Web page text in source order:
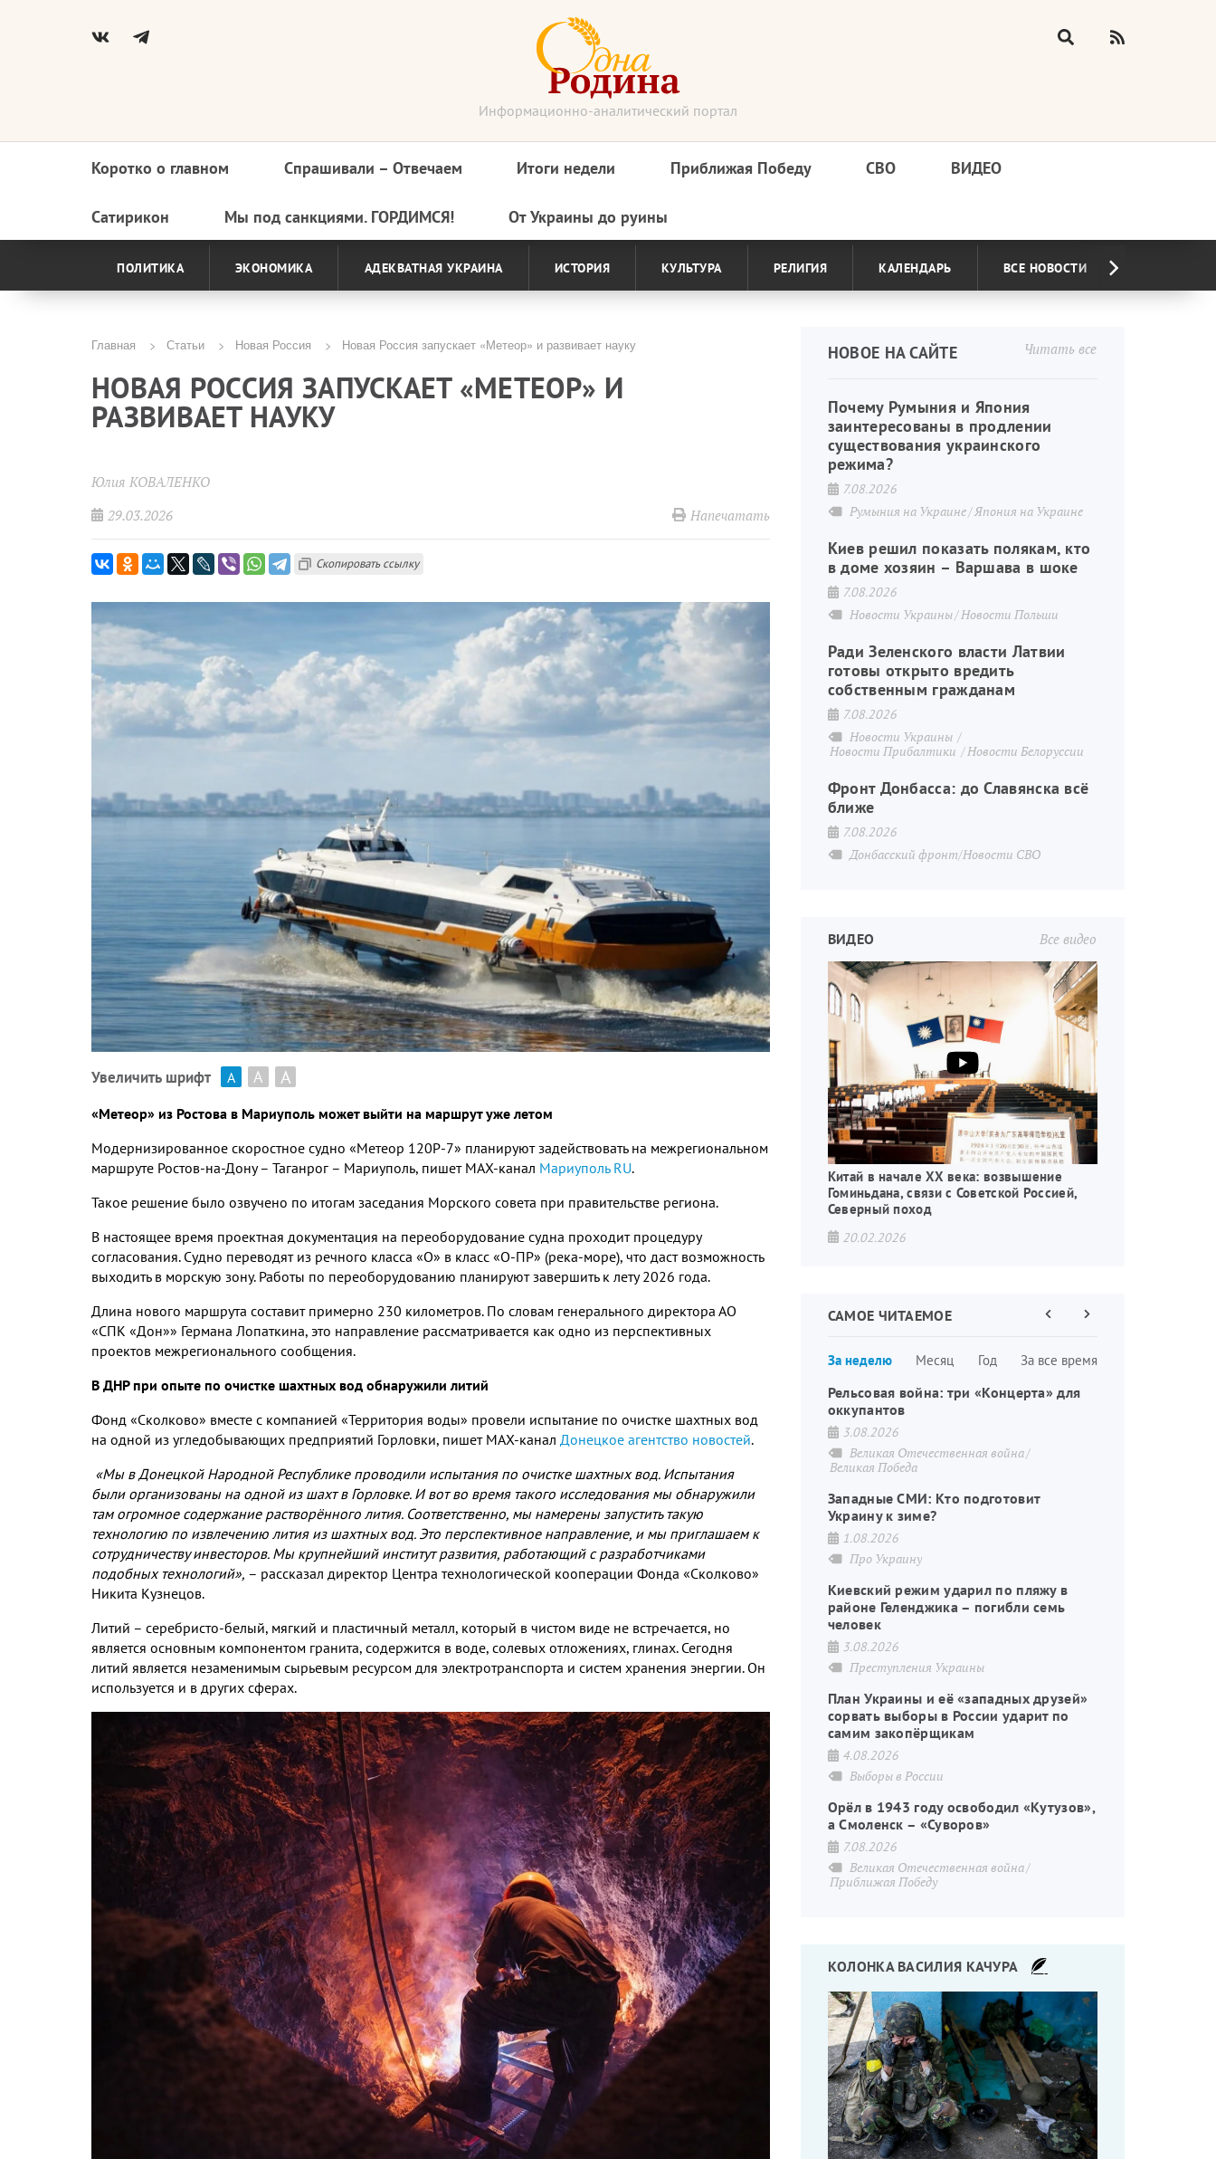
Информационно-аналитический портал
Основная
навигация
Коротко о главном Спрашивали – Отвечаем Итоги недели Приближая Победу СВО ВИДЕО
Сатирикон Мы под санкциями. ГОРДИМСЯ! От Украины до руины
ПОЛИТИКА ЭКОНОМИКА АДЕКВАТНАЯ УКРАИНА ИСТОРИЯ КУЛЬТУРА РЕЛИГИЯ КАЛЕНДАРЬ ВСЕ НОВОСТИ
Строка
навигации
Главная Статьи Новая Россия Новая Россия запускает «Метеор» и развивает науку
НОВАЯ РОССИЯ ЗАПУСКАЕТ «МЕТЕОР» И
РАЗВИВАЕТ НАУКУ
Юлия КОВАЛЕНКО
29.03.2026
Напечатать
Скопировать ссылку
Увеличить шрифт А А А
«Метеор» из Ростова в Мариуполь может выйти на маршрут уже летом
Модернизированное скоростное судно «Метеор 120Р-7» планируют задействовать на межрегиональном
маршруте Ростов-на-Дону – Таганрог – Мариуполь, пишет МАХ-канал Мариуполь RU.
Такое решение было озвучено по итогам заседания Морского совета при правительстве региона.
В настоящее время проектная документация на переоборудование судна проходит процедуру
согласования. Судно переводят из речного класса «О» в класс «О‑ПР» (река‑море), что даст возможность
выходить в морскую зону. Работы по переоборудованию планируют завершить к лету 2026 года.
Длина нового маршрута составит примерно 230 километров. По словам генерального директора АО
«СПК «Дон»» Германа Лопаткина, это направление рассматривается как одно из перспективных
проектов межрегионального сообщения.
В ДНР при опыте по очистке шахтных вод обнаружили литий
Фонд «Сколково» вместе с компанией «Территория воды» провели испытание по очистке шахтных вод
на одной из угледобывающих предприятий Горловки, пишет МАХ-канал Донецкое агентство новостей.
«Мы в Донецкой Народной Республике проводили испытания по очистке шахтных вод. Испытания
были организованы на одной из шахт в Горловке. И вот во время такого исследования мы обнаружили
там огромное содержание растворённого лития. Соответственно, мы намерены запустить такую
технологию по извлечению лития из шахтных вод. Это перспективное направление, и мы приглашаем к
сотрудничеству инвесторов. Мы крупнейший институт развития, работающий с разработчиками
подобных технологий», – рассказал директор Центра технологической кооперации Фонда «Сколково»
Никита Кузнецов.
Литий – серебристо-белый, мягкий и пластичный металл, который в чистом виде не встречается, но
является основным компонентом гранита, содержится в воде, солевых отложениях, глинах. Сегодня
литий является незаменимым сырьевым ресурсом для электротранспорта и систем хранения энергии. Он
используется и в других сферах.
Читать все
НОВОЕ НА САЙТЕ
Почему Румыния и Япония
заинтересованы в продлении
существования украинского
режима?
7.08.2026
Румыния на Украине Япония на Украине
Киев решил показать полякам, кто
в доме хозяин – Варшава в шоке
7.08.2026
Новости Украины Новости Польши
Ради Зеленского власти Латвии
готовы открыто вредить
собственным гражданам
7.08.2026
Новости Украины
Новости Прибалтики
Новости Белоруссии
Фронт Донбасса: до Славянска всё
ближе
7.08.2026
Донбасский фронт/Новости СВО
Все видео
ВИДЕО
Китай в начале XX века: возвышение
Гоминьдана, связи с Советской Россией,
Северный поход
20.02.2026
САМОЕ ЧИТАЕМОЕ
За неделю Месяц Год За все время
страниц
ПредыдущаяСледующая
Рельсовая война: три «Концерта» для
оккупантов
3.08.2026
Великая Отечественная война
Великая Победа
Западные СМИ: Кто подготовит
Украину к зиме?
1.08.2026
Про Украину
Киевский режим ударил по пляжу в
районе Геленджика – погибли семь
человек
3.08.2026
Преступления Украины
План Украины и её «западных друзей»
сорвать выборы в России ударит по
самим закопёрщикам
4.08.2026
Выборы в России
Орёл в 1943 году освободил «Кутузов»,
а Смоленск – «Суворов»
7.08.2026
Великая Отечественная война
Приближая Победу
КОЛОНКА ВАСИЛИЯ КАЧУРА